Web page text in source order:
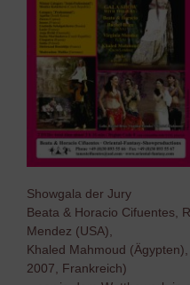
Showgala der Jury
Beata & Horacio Cifuentes,
Mendez (USA),
Khaled Mahmoud
2007, Frankreich)